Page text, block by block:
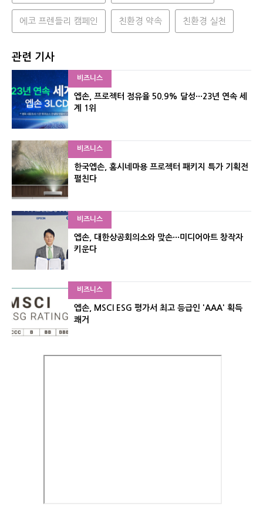
에코 프렌들리 캠페인 친환경 약속 친환경 실천
관련 기사
비즈니스
엡손, 프로젝터 점유율 50.9% 달성···23년 연속 세
계 1위
비즈니스
한국엡손, 홈시네마용 프로젝터 패키지 특가 기획전
펼친다
비즈니스
엡손, 대한상공회의소와 맞손···미디어아트 창작자
키운다
비즈니스
엡손, MSCI ESG 평가서 최고 등급인 'AAA' 획득
쾌거